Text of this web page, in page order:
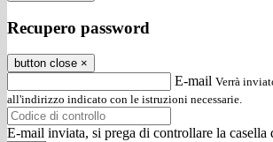
Recupero password
button close ×
E-mail Verrà
all'indirizzo indicato con le istruzioni necessarie.
E-mail inviata, si prega di controllare la casella